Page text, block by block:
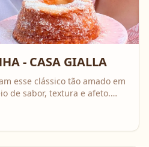
- CASA GIALLA
esse clássico tão amado em
de sabor, textura e afeto.
e perfuma a casa inteira